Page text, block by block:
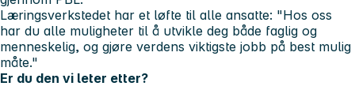
Læringsverkstedet har et løfte til alle ansatte: "Hos oss
har du alle muligheter til å utvikle deg både faglig og
menneskelig, og gjøre verdens viktigste jobb på best mulig
måte."
Er du den vi leter etter?